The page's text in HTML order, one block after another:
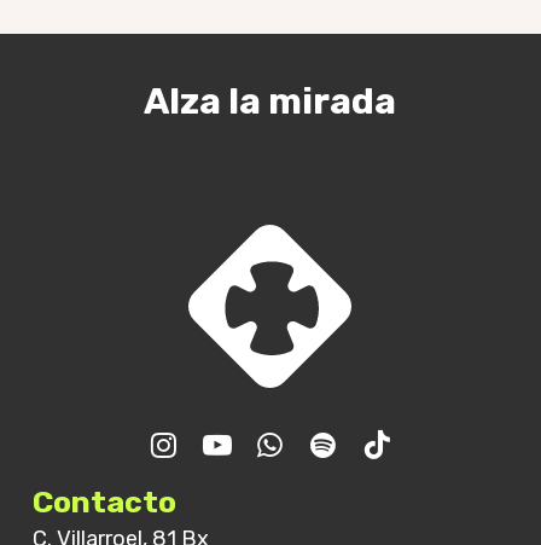
Encuentro GJR – Final de
curso
Alza la mirada
Contacto
C. Villarroel, 81 Bx